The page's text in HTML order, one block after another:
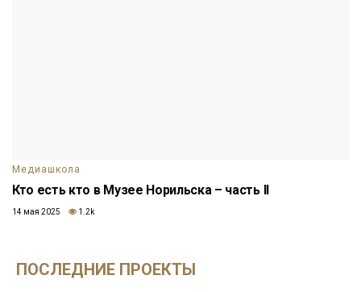
Медиашкола
Кто есть кто в Музее Норильска – часть II
14 мая 2025 1.2k
ПОСЛЕДНИЕ ПРОЕКТЫ